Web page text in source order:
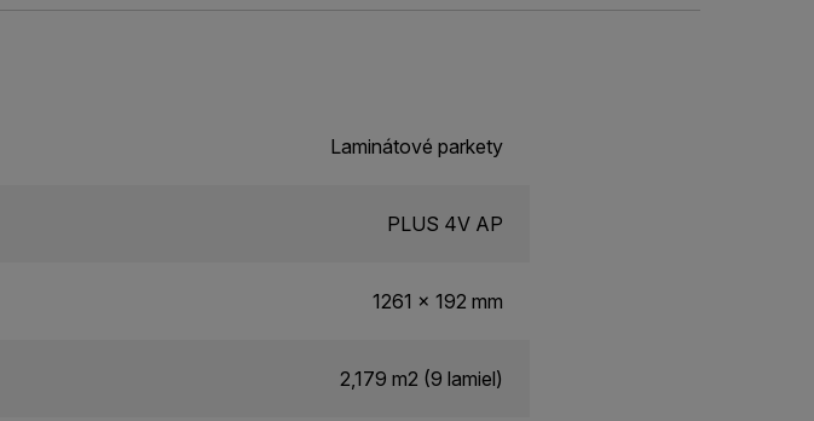
Laminátové parkety
PLUS 4V AP
1261 x 192 mm
2,179 m2 (9 lamiel)